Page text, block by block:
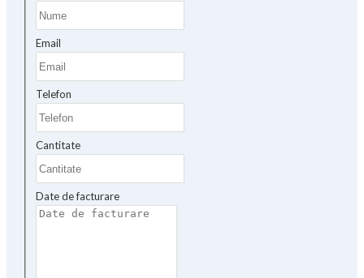
Email
Telefon
Cantitate
Date de facturare